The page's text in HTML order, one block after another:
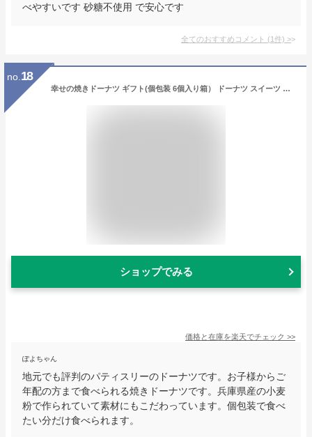
べやすいです 砂糖不使用 で安心です
全てのおすすめコメント (1件) >
no. 18
幸せの焼きドーナツ ギフト(個包装 6個入り箱） ドーナツ スイーツ ご褒美 しっとり お中元 お取り寄せ 洋菓子 誕生日 バースデー お菓子 結婚祝い 出産祝い 内祝い 土産 みやげ お返し プレゼント お祝い ギフト 贈り物 ありがとう お配り用 帰省土産 阪神 西宮 甲子園
ショップでみる
価格と在庫を楽天でチェック >>
ぽよちゃん
地元でも評判のパティスリーのドーナツです。お子様からご
年配の方まで食べられる焼きドーナツです。兵庫県産の小麦
粉で作られていて素材にもこだわっています。個包装で食べ
たい分だけ食べられます。